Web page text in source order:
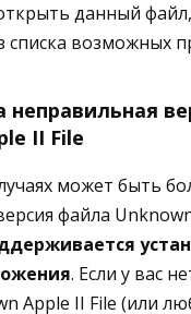
данный
списка возможных
неправильная
II File
может быть
файла
. Если у вас
Apple II File (или